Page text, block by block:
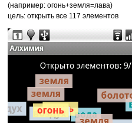
(например: огонь+земля=лава)
цель: открыть все 117 элементов